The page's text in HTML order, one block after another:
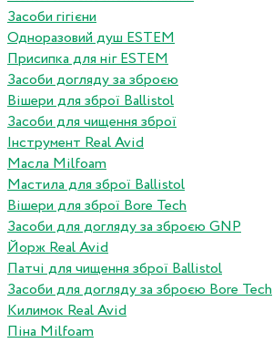
Засоби гігієни
Одноразовий душ ESTEM
Присипка для ніг ESTEM
Засоби догляду за зброєю
Вішери для зброї Ballistol
Засоби для чищення зброї
Інструмент Real Avid
Масла Milfoam
Мастила для зброї Ballistol
Вішери для зброї Bore Tech
Засоби для догляду за зброєю GNP
Йорж Real Avid
Патчі для чищення зброї Ballistol
Засоби для догляду за зброєю Bore Tech
Килимок Real Avid
Піна Milfoam